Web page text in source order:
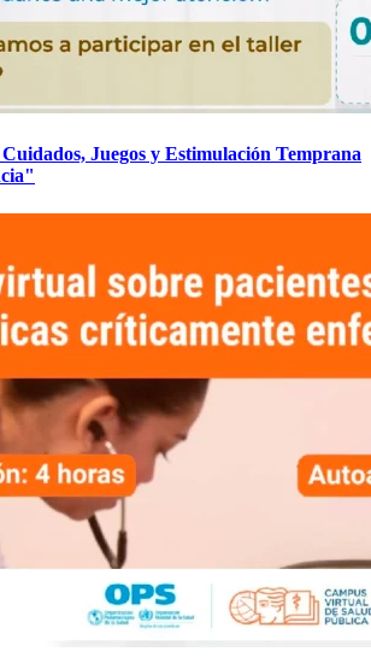
Juegos y Estimulación Temprana